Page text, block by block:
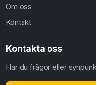
Om oss
Kontakt
Kontakta oss
Har du frågor eller